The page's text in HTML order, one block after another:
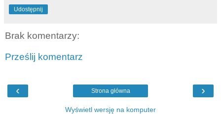
Udostępnij
Brak komentarzy:
Prześlij komentarz
‹ ›
Strona główna
Wyświetl wersję na komputer